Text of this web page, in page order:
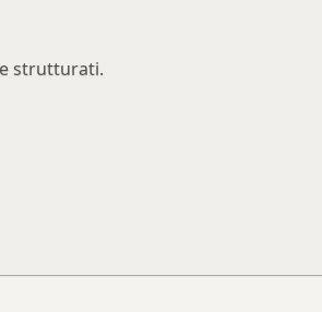
strutturati.